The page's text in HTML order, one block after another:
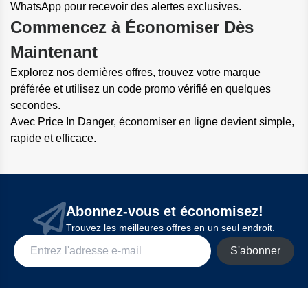
WhatsApp pour recevoir des alertes exclusives.
Commencez à Économiser Dès
Maintenant
Explorez nos dernières offres, trouvez votre marque
préférée et utilisez un code promo vérifié en quelques
secondes.
Avec Price In Danger, économiser en ligne devient simple,
rapide et efficace.
Abonnez-vous et économisez!
Trouvez les meilleures offres en un seul endroit.
S'abonner